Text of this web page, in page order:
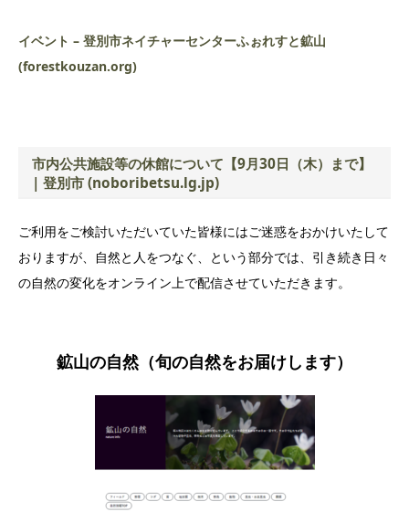
イベント – 登別市ネイチャーセンターふぉれすと鉱山
(forestkouzan.org)
市内公共施設等の休館について【9月30日（木）まで】
| 登別市 (noboribetsu.lg.jp)
ご利用をご検討いただいていた皆様にはご迷惑をおかけいたして
おりますが、自然と人をつなぐ、という部分では、引き続き日々
の自然の変化をオンライン上で配信させていただきます。
鉱山の自然（旬の自然をお届けします）